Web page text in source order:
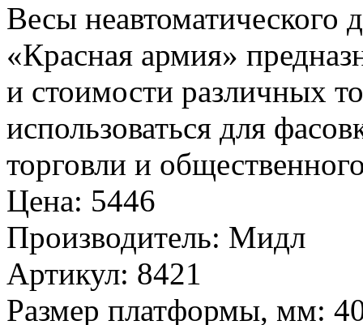
Весы
«Красная армия»
и стоимости различных
использоваться для
торговли и
Цена: 5446
Производитель: Мидл
Артикул: 8421
Размер платформы, мм: